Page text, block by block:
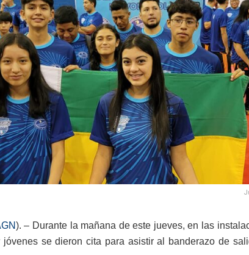
). – Durante la mañana de este jueves, en las
se dieron cita para asistir al banderazo de